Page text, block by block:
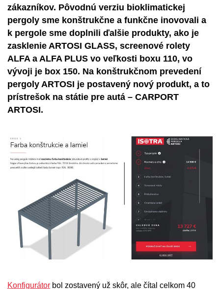
zákazníkov. Pôvodnú verziu bioklimatickej
pergoly sme konštrukčne a funkčne inovovali a
k pergole sme doplnili ďalšie produkty, ako je
zasklenie ARTOSI GLASS, screenové rolety
ALFA a ALFA PLUS vo veľkosti boxu 110, vo
vývoji je box 150. Na konštrukčnom prevedení
pergoly ARTOSI je postavený nový produkt, a to
prístrešok na státie pre autá – CARPORT
ARTOSI.
Konfigurátor bol zostavený už skôr, ale čítal celkom 40